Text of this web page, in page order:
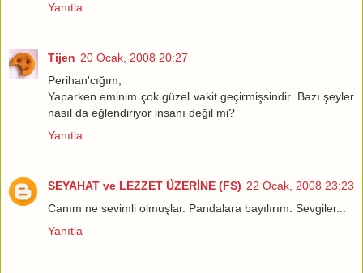
Yanıtla
Tijen 20 Ocak, 2008 20:27
Perihan'cığım,
Yaparken eminim çok güzel vakit geçirmişsindir. Bazı şeyler
nasıl da eğlendiriyor insanı değil mi?
Yanıtla
SEYAHAT ve LEZZET ÜZERİNE (FS) 22 Ocak, 2008 23:23
Canım ne sevimli olmuşlar. Pandalara bayılırım. Sevgiler...
Yanıtla